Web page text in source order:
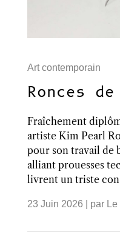
Art contemporain
Ronces
Fraîchement
artiste Kim Pearl
pour son travail de
alliant prouesses
livrent un triste
23 Juin 2026 | par